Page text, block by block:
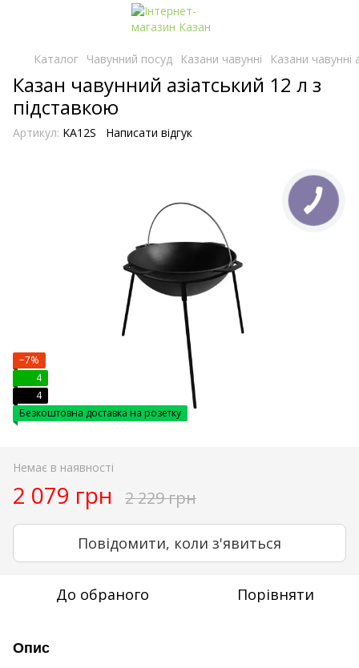
Каталог Чавунний посуд Казани чавунні Казани чавунні
Казан чавунний азіатський 12 л з
підставкою
Артикул: KA12S Написати відгук
−7%
4
4
Безкоштовна доставка на розетку
Немає в наявності
2 079 грн 2 229 грн
Повідомити, коли з'явиться
До обраного Порівняти
Опис